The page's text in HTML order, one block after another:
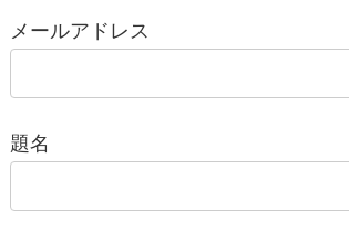
メールアドレス
題名